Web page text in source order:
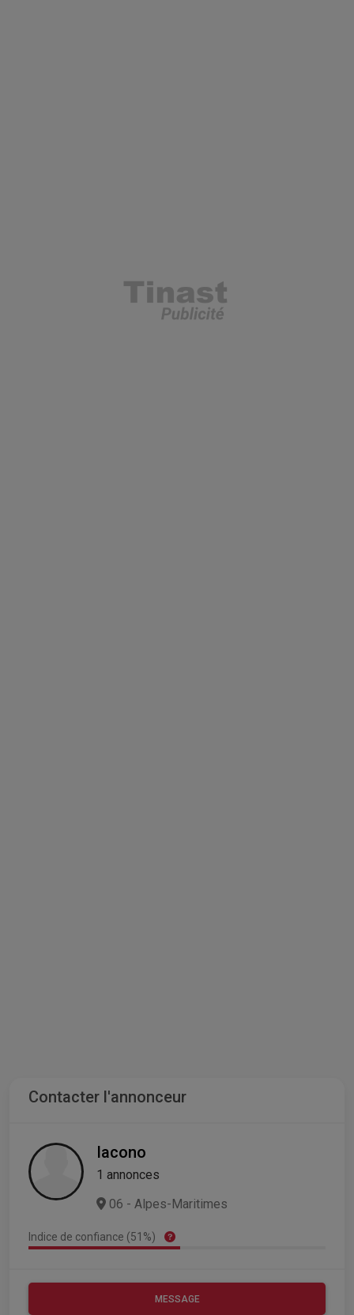
Contacter l'annonceur
Iacono
1 annonces
06 - Alpes-Maritimes
Indice de confiance (51%)
MESSAGE